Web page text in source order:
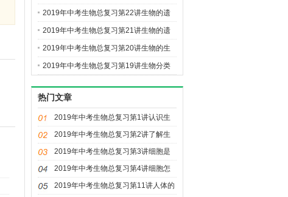
和生物进化课件
2019年中考生物总复习第22讲生物的遗
传和变异（2）课件
2019年中考生物总复习第21讲生物的遗
传和变异（1）课件
2019年中考生物总复习第20讲生物的生
殖和发育课件
2019年中考生物总复习第19讲生物分类
热门文章
2019年中考生物总复习第1讲认识生
物ppt课件
2019年中考生物总复习第2讲了解生
物圈ppt课件
2019年中考生物总复习第3讲细胞是
生命活动的基本单位课件
2019年中考生物总复习第4讲细胞怎
样构成生物体课件
2019年中考生物总复习第11讲人体的